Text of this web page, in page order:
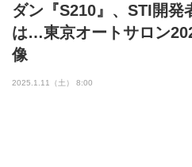
ダン『S210』、STI開発
は…東京オートサロン
像
2025.1.11（土） 8:00